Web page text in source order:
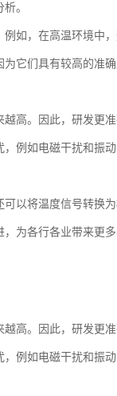
。
例如，在高温环境中
为它们具有较高的准
高。因此，研发更
，例如电磁干扰和振动
可以将温度信号转换
为各行各业带来更
高。因此，研发更
，例如电磁干扰和振动